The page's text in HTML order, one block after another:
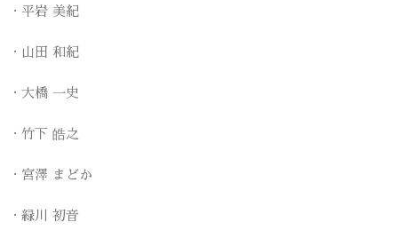
平岩 美紀
山田 和紀
大橋 一史
竹下 皓之
宮澤 まどか
緑川 初音